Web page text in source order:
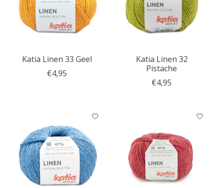
Katia Linen 33 Geel
€4,95
Katia Linen 32
Pistache
€4,95